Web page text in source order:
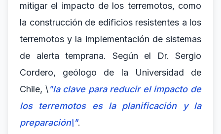
mitigar el impacto de los terremotos, como
la construcción de edificios resistentes a los
terremotos y la implementación de sistemas
de alerta temprana. Según el Dr. Sergio
Cordero, geólogo de la Universidad de
Chile, \"la clave para reducir el impacto de
los terremotos es la planificación y la
preparación\".